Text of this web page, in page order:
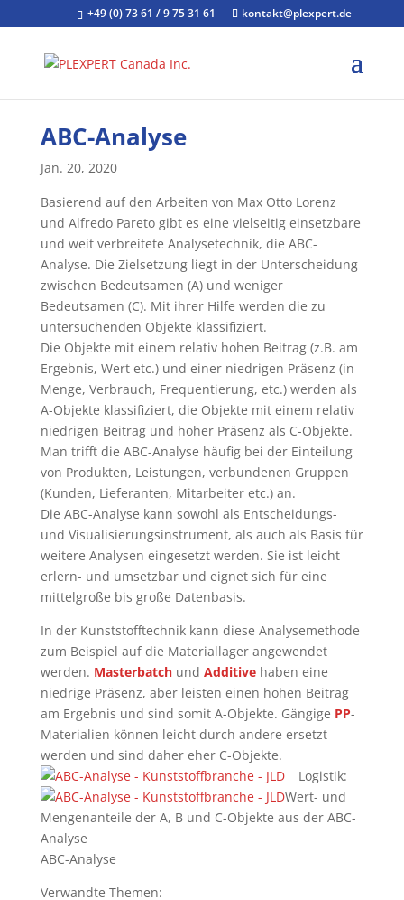
+49 (0) 73 61 / 9 75 31 61 kontakt@plexpert.de
ABC-Analyse
Jan. 20, 2020
Basierend auf den Arbeiten von Max Otto Lorenz
und Alfredo Pareto gibt es eine vielseitig einsetzbare
und weit verbreitete Analysetechnik, die ABC-
Analyse. Die Zielsetzung liegt in der Unterscheidung
zwischen Bedeutsamen (A) und weniger
Bedeutsamen (C). Mit ihrer Hilfe werden die zu
untersuchenden Objekte klassifiziert.
Die Objekte mit einem relativ hohen Beitrag (z.B. am
Ergebnis, Wert etc.) und einer niedrigen Präsenz (in
Menge, Verbrauch, Frequentierung, etc.) werden als
A-Objekte klassifiziert, die Objekte mit einem relativ
niedrigen Beitrag und hoher Präsenz als C-Objekte.
Man trifft die ABC-Analyse häufig bei der Einteilung
von Produkten, Leistungen, verbundenen Gruppen
(Kunden, Lieferanten, Mitarbeiter etc.) an.
Die ABC-Analyse kann sowohl als Entscheidungs-
und Visualisierungsinstrument, als auch als Basis für
weitere Analysen eingesetzt werden. Sie ist leicht
erlern- und umsetzbar und eignet sich für eine
mittelgroße bis große Datenbasis.
In der Kunststofftechnik kann diese Analysemethode
zum Beispiel auf die Materiallager angewendet
werden. Masterbatchund Additivehaben eine
niedrige Präsenz, aber leisten einen hohen Beitrag
am Ergebnis und sind somit A-Objekte. Gängige PP-
Materialien können leicht durch andere ersetzt
werden und sind daher eher C-Objekte.
Logistik:
Wert- und
Mengenanteile der A, B und C-Objekte aus der ABC-
Analyse
ABC-Analyse
Verwandte Themen: